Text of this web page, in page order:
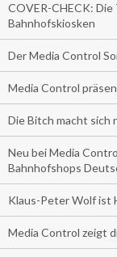
COVER-CHECK:
Bahnhofskiosken
Der Media Control
Media Control
Die Bitch macht sich
Neu bei Media
Bahnhofshops
Klaus-Peter Wolf ist
Media Control zeigt